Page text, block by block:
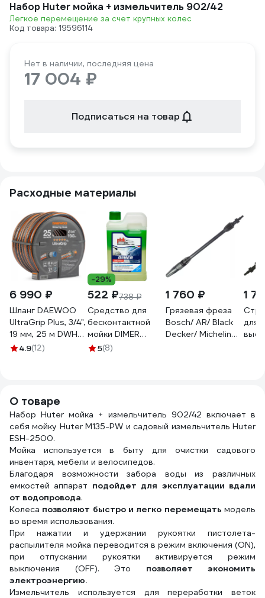
Набор Huter мойка + измельчитель 902/42
Легкое перемещение за счет крупных колес
Код товара: 19596114
Нет в наличии, последняя цена
17 004 ₽
Подписаться на товар
Расходные материалы
6 990 ₽
Шланг DAEWOO
UltraGrip Plus, 3/4",
19 мм, 25 м DWH
5134
4.9(12)
-29%
522 ₽738 ₽
Средство для
бесконтактной
мойки DIMER
концентрат 1 кг
5(8)
1 760 ₽
Грязевая фреза
Bosch/ AR/ Black
Decker/ Michelin
1
для
О товаре
Набор Huter мойка + измельчитель 902/42 включает в
себя мойку Huter M135-РW и садовый измельчитель Huter
ESH-2500.
Мойка используется в быту для очистки садового
инвентаря, мебели и велосипедов.
Благодаря возможности забора воды из различных
емкостей аппарат подойдет для эксплуатации вдали
от водопровода.
Колеса позволяют быстро и легко перемещать модель
во время использования.
При нажатии и удержании рукоятки пистолета-
распылителя мойка переводится в режим включения (ON),
при отпускании рукоятки активируется режим
выключения (OFF). Это позволяет экономить
электроэнергию.
Измельчитель используется для переработки веток